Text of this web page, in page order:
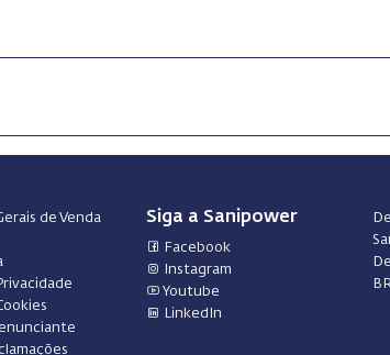
de Venda
Siga a Sanipower
Facebook
Instagram
Youtube
LinkedIn